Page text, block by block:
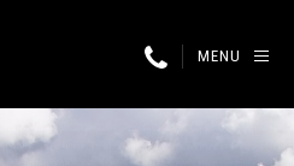
MENU